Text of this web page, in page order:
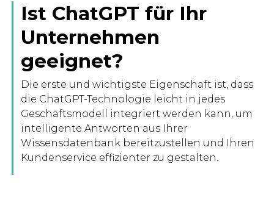
Ist ChatGPT für Ihr
Unternehmen
geeignet?
Die erste und wichtigste Eigenschaft ist, dass
die ChatGPT-Technologie leicht in jedes
Geschäftsmodell integriert werden kann, um
intelligente Antworten aus Ihrer
Wissensdatenbank bereitzustellen und Ihren
Kundenservice effizienter zu gestalten.